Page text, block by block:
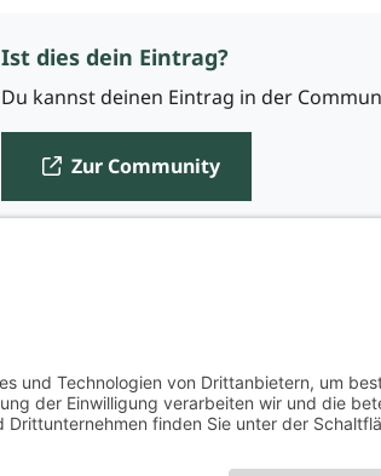
Ist dies dein Eintrag?
Du kannst deinen Eintrag in der
Zur Community
Kontakt Über uns